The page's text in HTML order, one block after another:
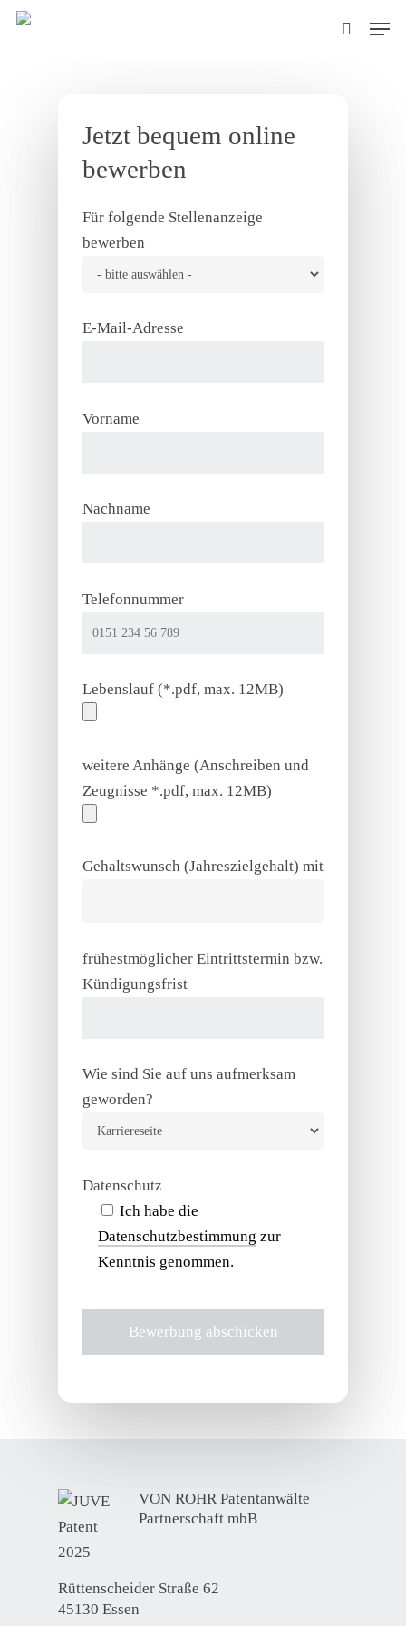
Skip
search
Menu
Jetzt bequem online
bewerben
Für folgende Stellenanzeige
bewerben
E-Mail-Adresse
Vorname
Nachname
Telefonnummer
Lebenslauf (*.pdf, max. 12MB)
weitere Anhänge (Anschreiben und
Zeugnisse *.pdf, max. 12MB)
Gehaltswunsch (Jahreszielgehalt) mit
frühestmöglicher Eintrittstermin bzw.
Kündigungsfrist
Wie sind Sie auf uns aufmerksam
geworden?
Datenschutz
Ich habe die
Datenschutzbestimmung zur
Kenntnis genommen.
VON ROHR Patentanwälte
Partnerschaft mbB
Rüttenscheider Straße 62
45130 Essen